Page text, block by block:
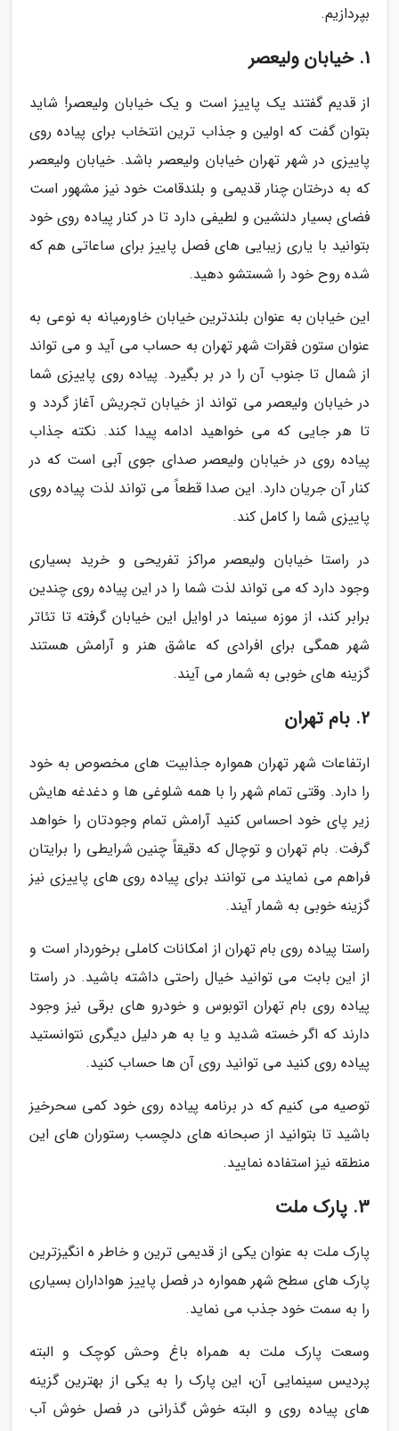
بپردازیم.
1. خیابان ولیعصر
از قدیم گفتند یک پاییز است و یک خیابان ولیعصر! شاید
بتوان گفت که اولین و جذاب ترین انتخاب برای پیاده روی
پاییزی در شهر تهران خیابان ولیعصر باشد. خیابان ولیعصر
که به درختان چنار قدیمی و بلندقامت خود نیز مشهور است
فضای بسیار دلنشین و لطیفی دارد تا در کنار پیاده روی خود
بتوانید با یاری زیبایی های فصل پاییز برای ساعاتی هم که
شده روح خود را شستشو دهید.
این خیابان به عنوان بلندترین خیابان خاورمیانه به نوعی به
عنوان ستون فقرات شهر تهران به حساب می آید و می تواند
از شمال تا جنوب آن را در بر بگیرد. پیاده روی پاییزی شما
در خیابان ولیعصر می تواند از خیابان تجریش آغاز گردد و
تا هر جایی که می خواهید ادامه پیدا کند. نکته جذاب
پیاده روی در خیابان ولیعصر صدای جوی آبی است که در
کنار آن جریان دارد. این صدا قطعاً می تواند لذت پیاده روی
پاییزی شما را کامل کند.
در راستا خیابان ولیعصر مراکز تفریحی و خرید بسیاری
وجود دارد که می تواند لذت شما را در این پیاده روی چندین
برابر کند، از موزه سینما در اوایل این خیابان گرفته تا تئاتر
شهر همگی برای افرادی که عاشق هنر و آرامش هستند
گزینه های خوبی به شمار می آیند.
2. بام تهران
ارتفاعات شهر تهران همواره جذابیت های مخصوص به خود
را دارد. وقتی تمام شهر را با همه شلوغی ها و دغدغه هایش
زیر پای خود احساس کنید آرامش تمام وجودتان را خواهد
گرفت. بام تهران و توچال که دقیقاً چنین شرایطی را برایتان
فراهم می نمایند می توانند برای پیاده روی های پاییزی نیز
گزینه خوبی به شمار آیند.
راستا پیاده روی بام تهران از امکانات کاملی برخوردار است و
از این بابت می توانید خیال راحتی داشته باشید. در راستا
پیاده روی بام تهران اتوبوس و خودرو های برقی نیز وجود
دارند که اگر خسته شدید و یا به هر دلیل دیگری نتوانستید
پیاده روی کنید می توانید روی آن ها حساب کنید.
توصیه می کنیم که در برنامه پیاده روی خود کمی سحرخیز
باشید تا بتوانید از صبحانه های دلچسب رستوران های این
منطقه نیز استفاده نمایید.
3. پارک ملت
پارک ملت به عنوان یکی از قدیمی ترین و خاطر ه انگیزترین
پارک های سطح شهر همواره در فصل پاییز هواداران بسیاری
را به سمت خود جذب می نماید.
وسعت پارک ملت به همراه باغ وحش کوچک و البته
پردیس سینمایی آن، این پارک را به یکی از بهترین گزینه
های پیاده روی و البته خوش گذرانی در فصل خوش آب